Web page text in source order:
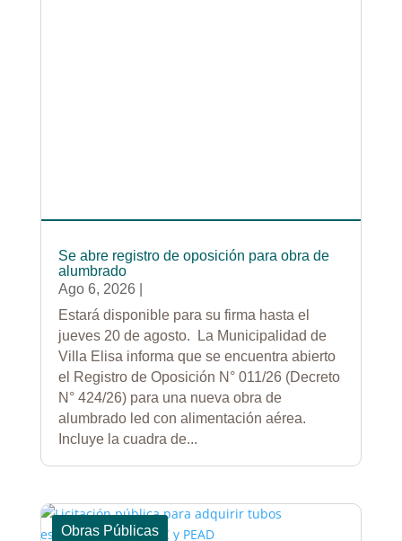
Se abre registro de oposición para obra de
alumbrado
Ago 6, 2026
Estará disponible para su firma hasta el
jueves 20 de agosto. La Municipalidad de
Villa Elisa informa que se encuentra abierto
el Registro de Oposición N° 011/26 (Decreto
N° 424/26) para una nueva obra de
alumbrado led con alimentación aérea.
Incluye la cuadra de...
Obras Públicas